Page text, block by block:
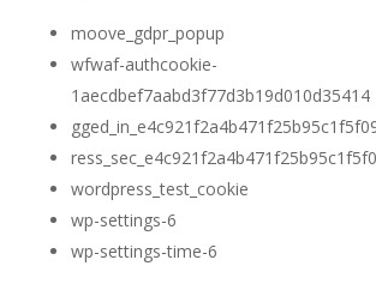
moove_gdpr_popup
wfwaf-authcookie-
1aecdbef7aabd3f77d3b19d010d35414
wordpress_test_cookie
wp-settings-6
wp-settings-time-6